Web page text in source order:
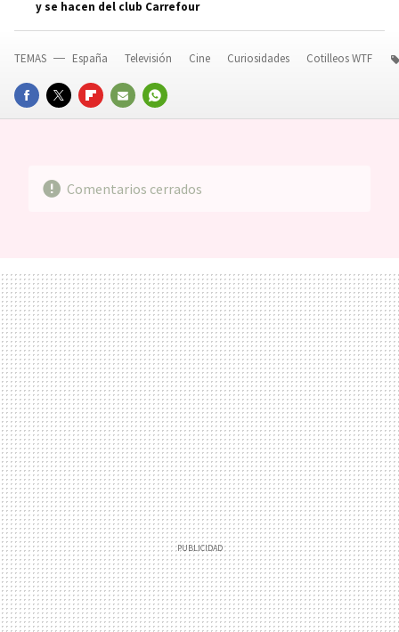
y se hacen del club Carrefour
FACEBOOKTWITTERFLIPBOARD
E-
WHATSAPP
TEMAS España Televisión Cine Curiosidades Cotilleos WTF
Comentarios cerrados